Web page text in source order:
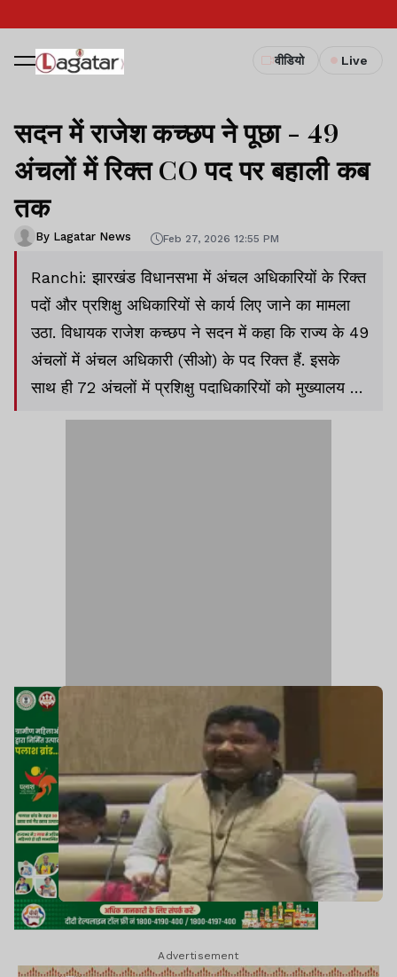
वीडियो Live
सदन में राजेश कच्छप ने पूछा - 49
अंचलों में रिक्त CO पद पर बहाली कब
तक
By Lagatar News Feb 27, 2026 12:55 PM
Ranchi: झारखंड विधानसभा में अंचल अधिकारियों के रिक्त
पदों और प्रशिक्षु अधिकारियों से कार्य लिए जाने का मामला
उठा. विधायक राजेश कच्छप ने सदन में कहा कि राज्य के 49
अंचलों में अंचल अधिकारी (सीओ) के पद रिक्त हैं. इसके
साथ ही 72 अंचलों में प्रशिक्षु पदाधिकारियों को मुख्यालय में
Advertisement